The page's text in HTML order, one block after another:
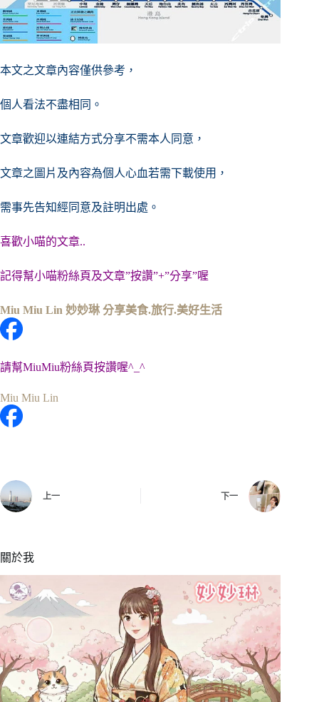
本文之文章內容僅供參考，
個人看法不盡相同。
文章歡迎以連結方式分享不需本人同意，
文章之圖片及內容為個人心血若需下載使用，
需事先告知經同意及註明出處。
喜歡小喵的文章..
記得幫小喵粉絲頁及文章”按讚”+”分享”喔
Miu Miu Lin 妙妙琳 分享美食.旅行.美好生活
請幫MiuMiu粉絲頁按讚喔^_^
Miu Miu Lin
上一 下一
關於我